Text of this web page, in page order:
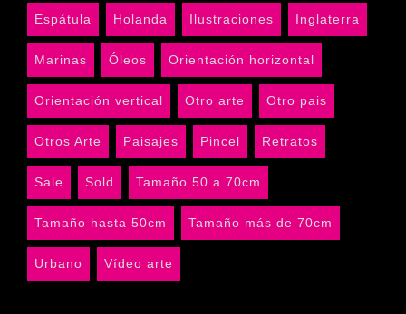
Espátula Holanda Ilustraciones Inglaterra
Marinas Óleos Orientación horizontal
Orientación vertical Otro arte Otro pais
Otros Arte Paisajes Pincel Retratos
Sale Sold Tamaño 50 a 70cm
Tamaño hasta 50cm Tamaño más de 70cm
Urbano Vídeo arte